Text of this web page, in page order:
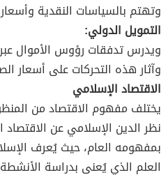
وتهتم بالسياسات النقدية
التمويل الدولي:
ويدرس تدفقات رؤوس الأموال عبر
وآثار هذه التحركات على أسعار
الاقتصاد الإسلامي
يختلف مفهوم الاقتصاد من
نظر الدين الإسلامي عن الاقتصاد
بمفهومه العام، حيث يُعرف
العلم الذي يُعنى بدراسة